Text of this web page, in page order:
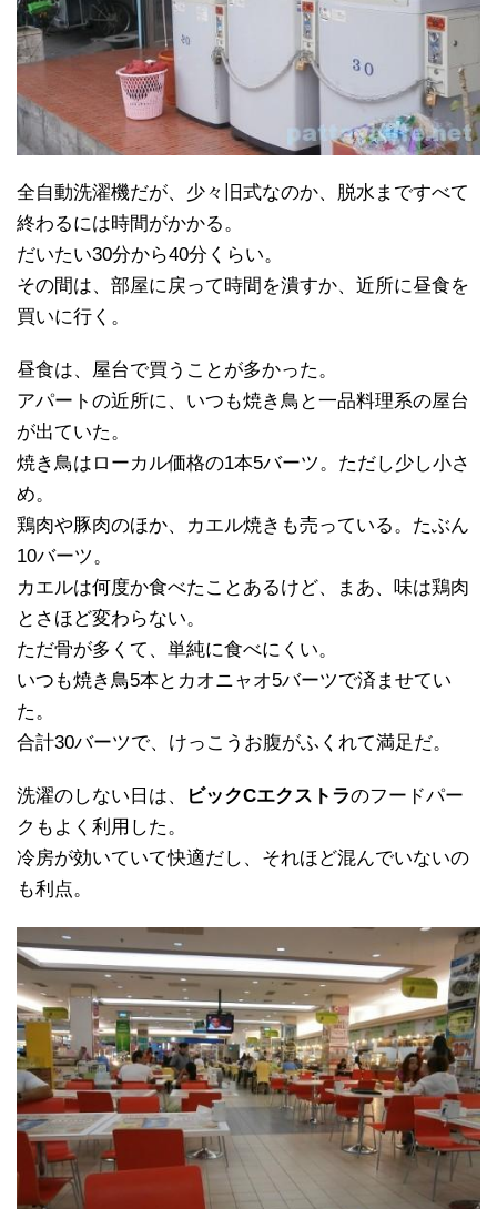
全自動洗濯機だが、少々旧式なのか、脱水まですべて
終わるには時間がかかる。
だいたい30分から40分くらい。
その間は、部屋に戻って時間を潰すか、近所に昼食を
買いに行く。
昼食は、屋台で買うことが多かった。
アパートの近所に、いつも焼き鳥と一品料理系の屋台
が出ていた。
焼き鳥はローカル価格の1本5バーツ。ただし少し小さ
め。
鶏肉や豚肉のほか、カエル焼きも売っている。たぶん
10バーツ。
カエルは何度か食べたことあるけど、まあ、味は鶏肉
とさほど変わらない。
ただ骨が多くて、単純に食べにくい。
いつも焼き鳥5本とカオニャオ5バーツで済ませてい
た。
合計30バーツで、けっこうお腹がふくれて満足だ。
洗濯のしない日は、 ビックCエクストラのフードパー
クもよく利用した。
冷房が効いていて快適だし、それほど混んでいないの
も利点。